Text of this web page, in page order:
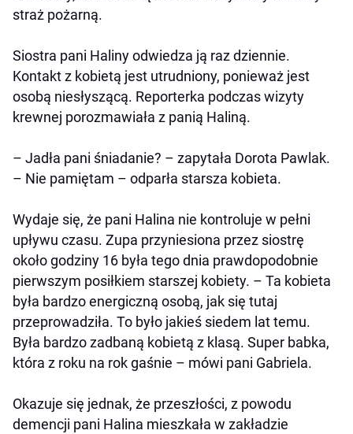
straż pożarną.
Siostra pani Haliny odwiedza ją raz dziennie.
Kontakt z kobietą jest utrudniony, ponieważ jest
osobą niesłyszącą. Reporterka podczas wizyty
krewnej porozmawiała z panią Haliną.
– Jadła pani śniadanie? – zapytała Dorota Pawlak.
– Nie pamiętam – odparła starsza kobieta.
Wydaje się, że pani Halina nie kontroluje w pełni
upływu czasu. Zupa przyniesiona przez siostrę
około godziny 16 była tego dnia prawdopodobnie
pierwszym posiłkiem starszej kobiety. – Ta kobieta
była bardzo energiczną osobą, jak się tutaj
przeprowadziła. To było jakieś siedem lat temu.
Była bardzo zadbaną kobietą z klasą. Super babka,
która z roku na rok gaśnie – mówi pani Gabriela.
Okazuje się jednak, że przeszłości, z powodu
demencji pani Halina mieszkała w zakładzie